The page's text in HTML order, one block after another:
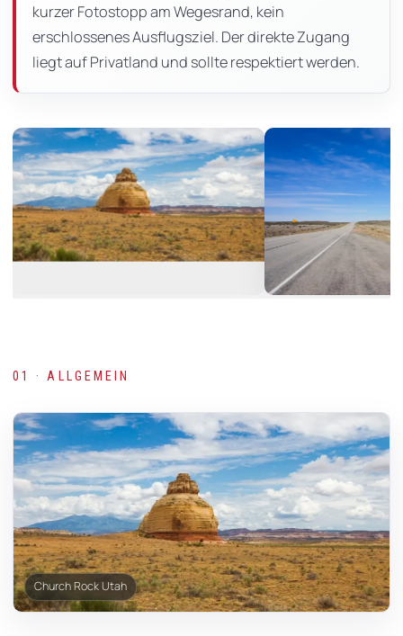
kurzer Fotostopp am Wegesrand, kein
erschlossenes Ausflugsziel. Der direkte Zugang
liegt auf Privatland und sollte respektiert werden.
01 · ALLGEMEIN
Church Rock Utah